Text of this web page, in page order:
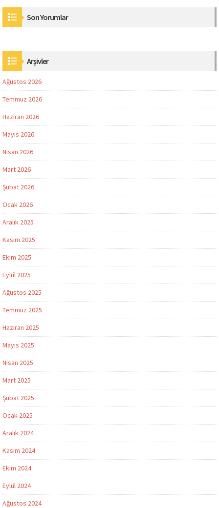
Son Yorumlar
Arşivler
Ağustos 2026
Temmuz 2026
Haziran 2026
Mayıs 2026
Nisan 2026
Mart 2026
Şubat 2026
Ocak 2026
Aralık 2025
Kasım 2025
Ekim 2025
Eylül 2025
Ağustos 2025
Temmuz 2025
Haziran 2025
Mayıs 2025
Nisan 2025
Mart 2025
Şubat 2025
Ocak 2025
Aralık 2024
Kasım 2024
Ekim 2024
Eylül 2024
Ağustos 2024